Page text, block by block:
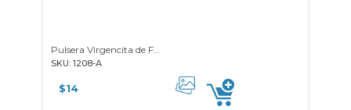
SKU: 1208-A
$14